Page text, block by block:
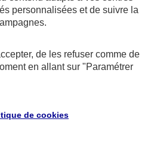
Assurances,
429 430,40 €,
Couturier
personnalisées et de suivre la
de les refuser comme de
en allant sur "Paramétrer
de cookies